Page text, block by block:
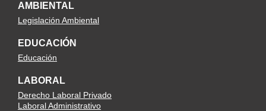
AMBIENTAL
Legislación Ambiental
EDUCACIÓN
Educación
LABORAL
Derecho Laboral Privado
Laboral Administrativo